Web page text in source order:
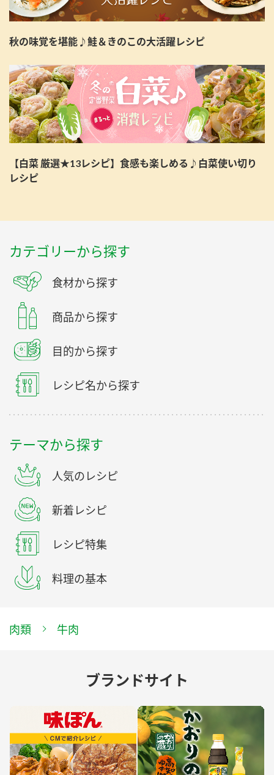
秋の味覚を堪能♪鮭＆きのこの大活躍レシピ
【白菜 厳選★13レシピ】食感も楽しめる♪白菜使い切り
レシピ
カテゴリーから探す
食材から探す
商品から探す
目的から探す
レシピ名から探す
テーマから探す
人気のレシピ
新着レシピ
レシピ特集
料理の基本
肉類 牛肉
ブランドサイト